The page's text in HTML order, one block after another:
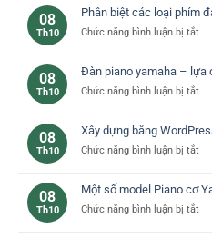
08
Th10
Phân biệt các loại phím
Chức năng bình luận bị tắtở
loại
cơ
08
Th10
Đàn piano yamaha – lựa
Chức năng bình luận bị tắtở
–
08
Th10
Xây dựng bằng
Chức năng bình luận bị tắtở
08
Th10
Một số model Piano cơ
Chức năng bình luận bị tắtở